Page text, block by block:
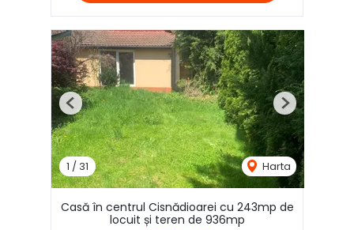
1 / 31 Harta
Previous Next
Casă în centrul Cisnădioarei cu 243mp de
locuit și teren de 936mp